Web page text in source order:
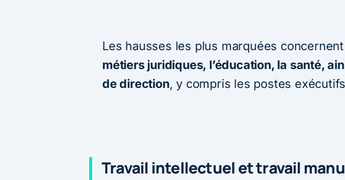
Les hausses les plus marquées
métiers juridiques, l’éducation, la santé,
de direction, y compris les postes
Travail intellectuel et travail